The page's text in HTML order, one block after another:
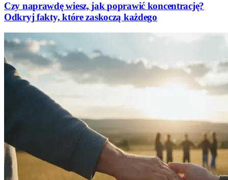
Czy naprawdę wiesz, jak poprawić koncentrację?
Odkryj fakty, które zaskoczą każdego